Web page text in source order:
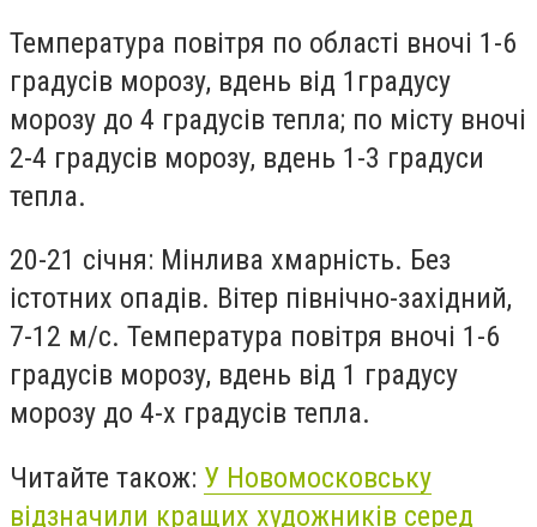
Температура повітря по області вночі 1-6
градусів морозу, вдень від 1градусу
морозу до 4 градусів тепла; по місту вночі
2-4 градусів морозу, вдень 1-3 градуси
тепла.
20-21 січня: Мінлива хмарність. Без
істотних опадів. Вітер північно-західний,
7-12 м/с. Температура повітря вночі 1-6
градусів морозу, вдень від 1 градусу
морозу до 4-х градусів тепла.
Читайте також: У Новомосковську
відзначили кращих художників серед